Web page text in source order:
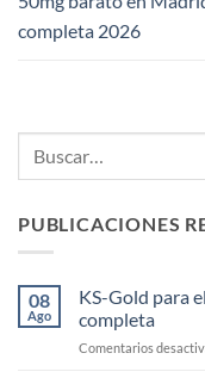
completa 2026
PUBLICACIONES
08
Ago
KS-Gold para
completa
Comentarios